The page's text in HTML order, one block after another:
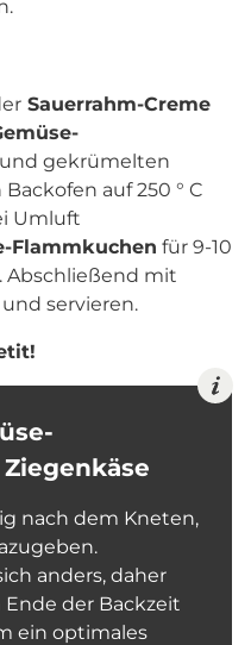
Sauerrahm-Creme
gekrümelten
auf 250 ° C
Umluft
Flammkuchen für 9-10
Abschließend mit
servieren.
nach dem Kneten,
anders, daher
der Backzeit
ein optimales